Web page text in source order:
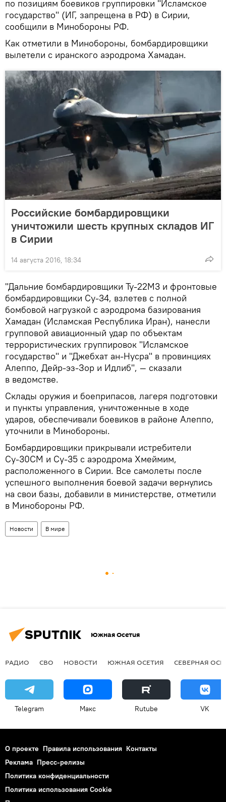
по позициям боевиков группировки "Исламское
государство" (ИГ, запрещена в РФ) в Сирии,
сообщили в Минобороны РФ.
Как отметили в Минобороны, бомбардировщики
вылетели с иранского аэродрома Хамадан.
Российские бомбардировщики
уничтожили шесть крупных складов ИГ
в Сирии
14 августа 2016, 18:34
"Дальние бомбардировщики Ту-22М3 и фронтовые
бомбардировщики Су-34, взлетев с полной
бомбовой нагрузкой с аэродрома базирования
Хамадан (Исламская Республика Иран), нанесли
групповой авиационный удар по объектам
террористических группировок "Исламское
государство" и "Джебхат ан-Нусра" в провинциях
Алеппо, Дейр-эз-Зор и Идлиб", — сказали
в ведомстве.
Склады оружия и боеприпасов, лагеря подготовки
и пункты управления, уничтоженные в ходе
ударов, обеспечивали боевиков в районе Алеппо,
уточнили в Минобороны.
Бомбардировщики прикрывали истребители
Су-30СМ и Су-35 с аэродрома Хмеймим,
расположенного в Сирии. Все самолеты после
успешного выполнения боевой задачи вернулись
на свои базы, добавили в министерстве, отметили
в Минобороны РФ.
Новости В мире
Южная Осетия
РАДИО СВО НОВОСТИ ЮЖНАЯ ОСЕТИЯ СЕВЕРНАЯ
Telegram Макс Rutube VK
О проекте Правила использования Контакты
Реклама Пресс-релизы
Политика конфиденциальности
Политика использования Cookie